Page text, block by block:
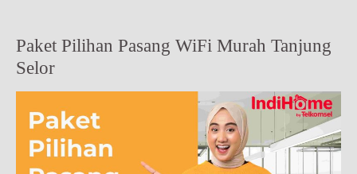
Paket Pilihan Pasang WiFi Murah Tanjung
Selor